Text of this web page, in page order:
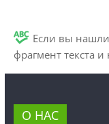
Если вы
фрагмент текста
О НАС